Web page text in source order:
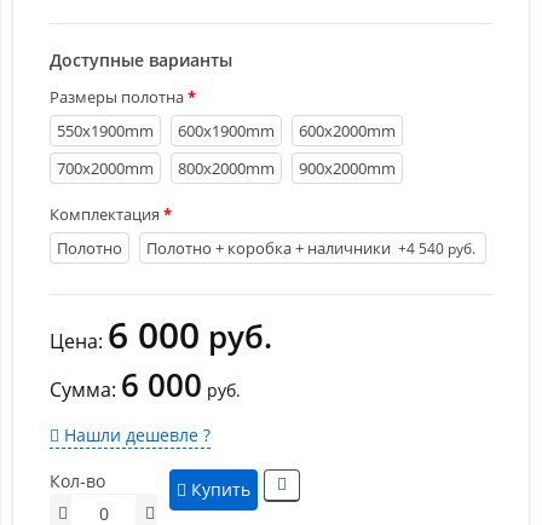
Доступные варианты
Размеры полотна
550х1900mm
600х1900mm
600х2000mm
700х2000mm
800х2000mm 900х2000mm
Комплектация
Полотно
Полотно + коробка + наличники +4 540 руб.
Цена: 6 000 руб.
Сумма: 6 000 руб.
Нашли дешевле ?
Кол-во
Купить